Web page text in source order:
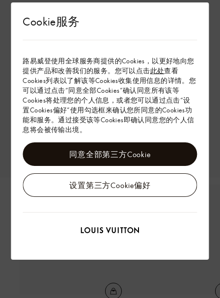
Cookie服务
路易威登使用全球服务商提供的Cookies，以更好地向您
提供产品和改善我们的服务。您可以点击此处查看
Cookies列表以了解该等Cookies收集使用信息的详情。您
可以通过点击“同意全部Cookies”确认同意所有该等
Cookies将处理您的个人信息，或者您可以通过点击“设
置Cookies偏好”使用勾选框来确认您所同意的Cookies功
能和服务。通过接受该等Cookies即确认同意您的个人信
息将会被传输出境。
设置第三方Cookie偏好
同意全部第三方Cookie